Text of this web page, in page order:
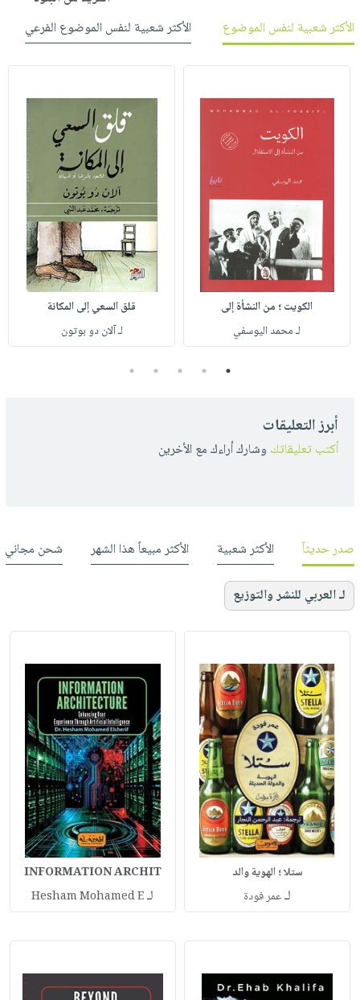
الأكثر شعبية لنفس الموضوع
الأكثر شعبية لنفس الموضوع الفرعي
الكويت ؛ من النشأة إلى
لـ محمد اليوسفي
قلق السعي إلى المكانة
لـ آلان دو بوتون
1
2
3
4
5
أبرز التعليقات
أكتب تعليقاتك وشارك أراءك مع الأخرين
صدر حديثاً الأكثر شعبية الأكثر مبيعاً هذا الشهر شحن مجاني
لـ العربي للنشر والتوزيع
ستلا ؛ الهوية والد
لـعمر فودة
INFORMATION ARCHIT
لـHesham Mohamed E